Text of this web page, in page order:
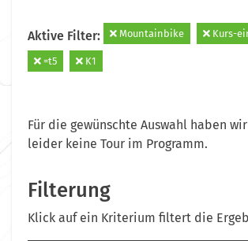
Aktive Filter: Mountainbike Kurs-
=t5 K1
Für die gewünschte Auswahl haben
leider keine Tour im Programm.
Filterung
Klick auf ein Kriterium filtert die